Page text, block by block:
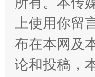
站台名比不上
上使用你
布在本网及
论和投稿，